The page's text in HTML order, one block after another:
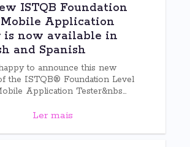
ISTQB Foundation
Application
is now available in
and Spanish
to announce this new
the ISTQB® Foundation Level
Application Tester&nbs...
Ler mais